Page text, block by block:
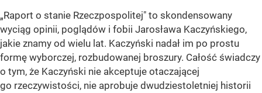
„Raport o stanie Rzeczpospolitej" to skondensowany
wyciąg opinii, poglądów i fobii Jarosława Kaczyńskiego,
jakie znamy od wielu lat. Kaczyński nadał im po prostu
formę wyborczej, rozbudowanej broszury. Całość świadczy
o tym, że Kaczyński nie akceptuje otaczającej
go rzeczywistości, nie aprobuje dwudziestoletniej historii